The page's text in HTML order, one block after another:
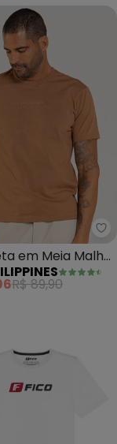
Masculina
em Meia Malha
R$ 89,90